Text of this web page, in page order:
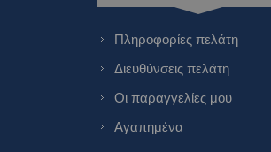
Πληροφορίες πελάτη
Διευθύνσεις πελάτη
Οι παραγγελίες μου
Αγαπημένα